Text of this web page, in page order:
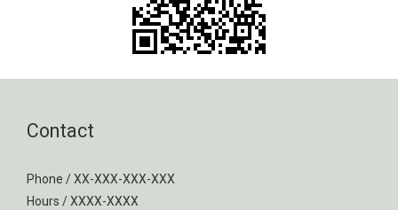
Contact
Phone / XX-XXX-XXX-XXX
Hours / XXXX-XXXX